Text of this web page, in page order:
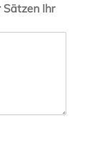
Sätzen Ihr